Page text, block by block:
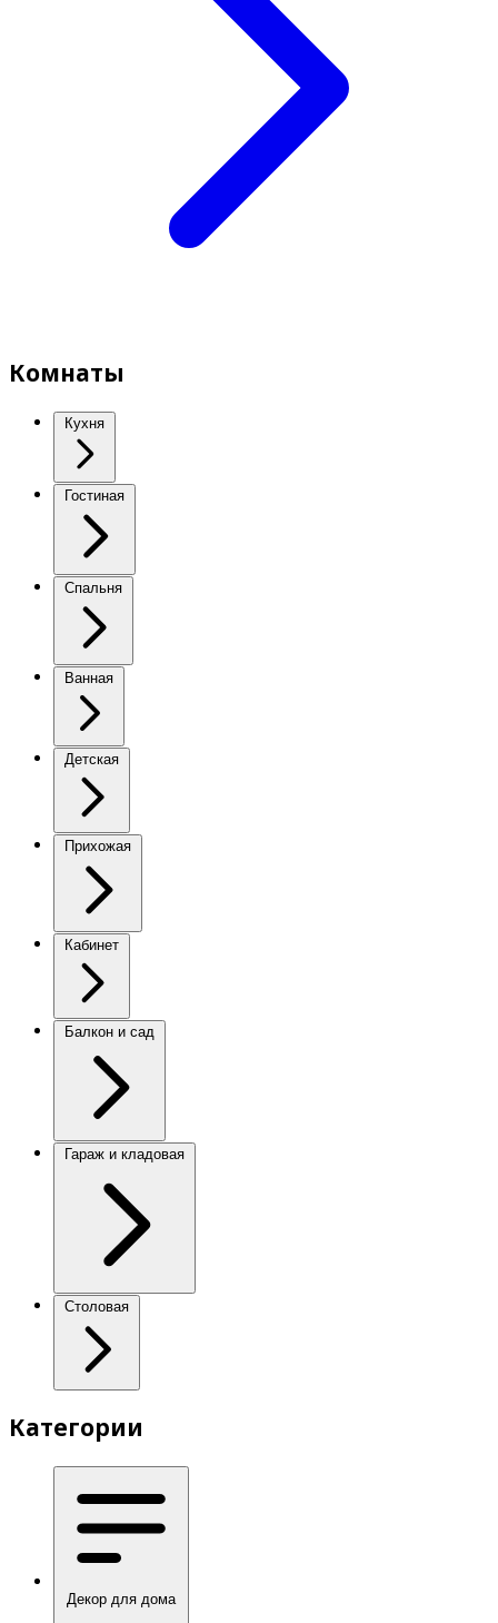
Комнаты
Кухня
Гостиная
Спальня
Ванная
Детская
Прихожая
Кабинет
Балкон и сад
Гараж и кладовая
Столовая
Категории
Декор для дома